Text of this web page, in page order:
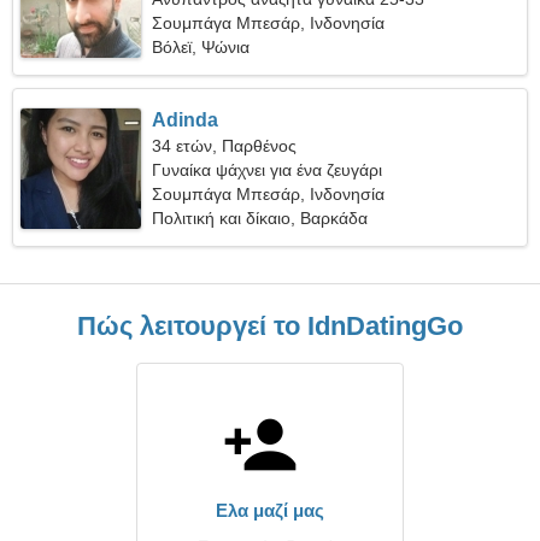
Σουμπάγα Μπεσάρ, Ινδονησία
Βόλεϊ, Ψώνια
Adinda
34 ετών, Παρθένος
Γυναίκα ψάχνει για ένα ζευγάρι
Σουμπάγα Μπεσάρ, Ινδονησία
Πολιτική και δίκαιο, Βαρκάδα
Πώς λειτουργεί το IdnDatingGo
Ελα μαζί μας